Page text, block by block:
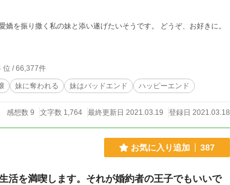
私の妹と添い遂げたいそうです。 どうぞ、お好きに。
位 / 66,377件
妹に奪われる 妹はバッドエンド ハッピーエンド
感想数 9 文字数 1,764 最終更新日 2021.03.19 登録日 2021.03.18
お気に入り追加 387
活を満喫します。それが婚約者の王子でもいいで